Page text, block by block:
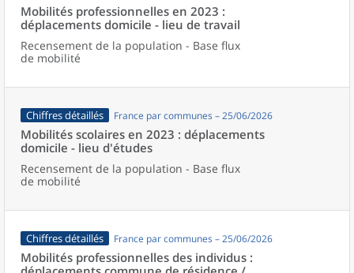
Mobilités professionnelles en 2023 :
déplacements domicile - lieu de travail
Recensement de la population - Base flux
de mobilité
Chiffres détaillés France par communes – 25/06/2026
Mobilités scolaires en 2023 : déplacements
domicile - lieu d'études
Recensement de la population - Base flux
de mobilité
Chiffres détaillés France par communes – 25/06/2026
Mobilités professionnelles des individus :